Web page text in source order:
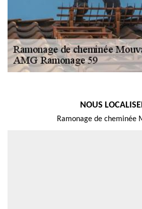
NOUS
Ramonage de cheminée